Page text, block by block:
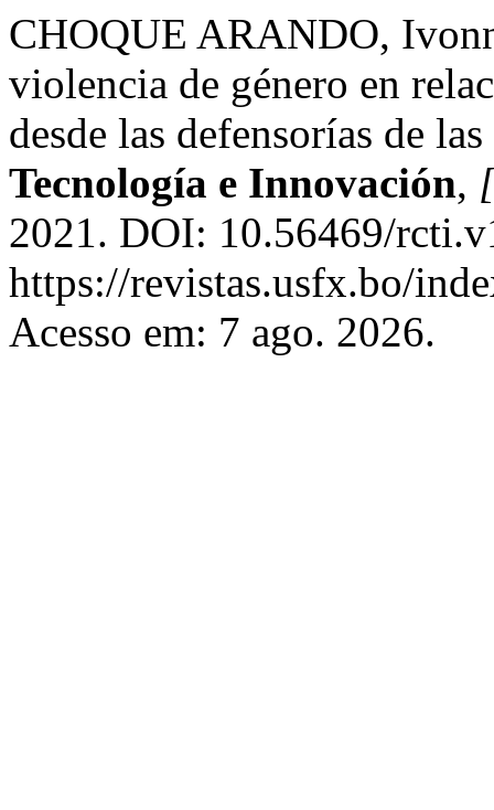
CHOQUE ARANDO,
violencia de género en
desde las defensorías de
Tecnología e Innovación,
2021. DOI: 10.56469/
https://revistas.usfx.bo/
Acesso em: 7 ago. 2026.